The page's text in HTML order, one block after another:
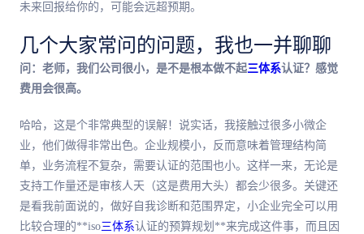
未来回报给你的，可能会远超预期。
几个大家常问的问题，我也一并聊聊
问：老师，我们公司很小，是不是根本做不起三体系认证？感觉
费用会很高。
哈哈，这是个非常典型的误解！说实话，我接触过很多小微企
业，他们做得非常出色。企业规模小，反而意味着管理结构简
单，业务流程不复杂，需要认证的范围也小。这样一来，无论是
支持工作量还是审核人天（这是费用大头）都会少很多。关键还
是看我前面说的，做好自我诊断和范围界定，小企业完全可以用
比较合理的**iso三体系认证的预算规划**来完成这件事，而且因